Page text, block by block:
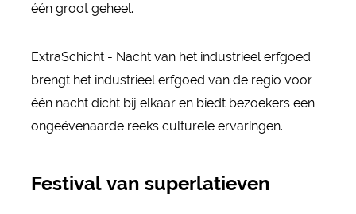
één groot geheel.
ExtraSchicht - Nacht van het industrieel erfgoed
brengt het industrieel erfgoed van de regio voor
één nacht dicht bij elkaar en biedt bezoekers een
ongeëvenaarde reeks culturele ervaringen.
Festival van superlatieven